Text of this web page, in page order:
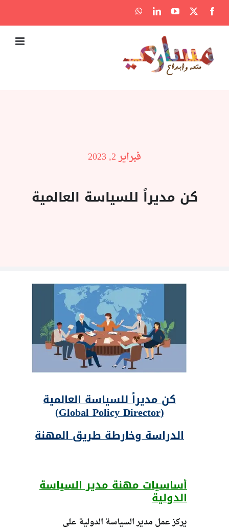
to
content
Facebook
X
YouTube
LinkedIn
WhatsApp
فبراير 2, 2023
كن مديراً للسياسة العالمية
كن مديراً للسياسة العالمية
(
Global Policy Director
)
الدراسة وخارطة طريق المهنة
أساسيات مهنة مدير السياسة
الدولية
يركز عمل مدير السياسة الدولية على